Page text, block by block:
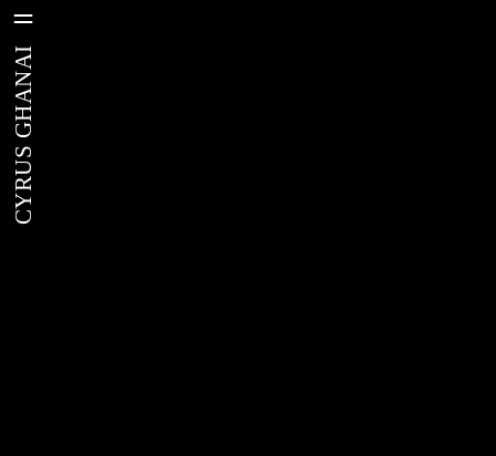
CYRUS GHANAI